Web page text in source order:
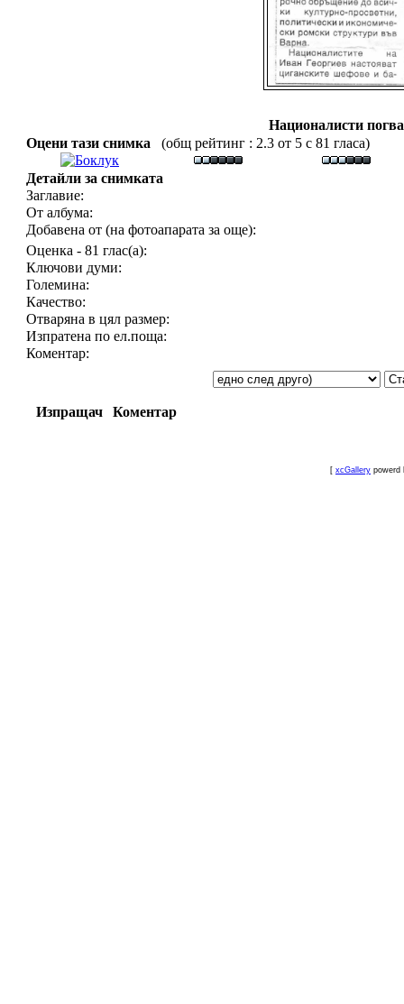
Националисти
Оцени тази снимка
(общ рейтинг : 2.3 от 5 с 81 гласа)
Детайли за снимката
Заглавие:
От албума:
Добавена от (на фотоапарата за още):
Оценка - 81 глас(а):
Ключови думи:
Големина:
Качество:
Отваряна в цял размер:
Изпратена по ел.поща:
Коментар:
Изпращач Коментар
[ xcGallery